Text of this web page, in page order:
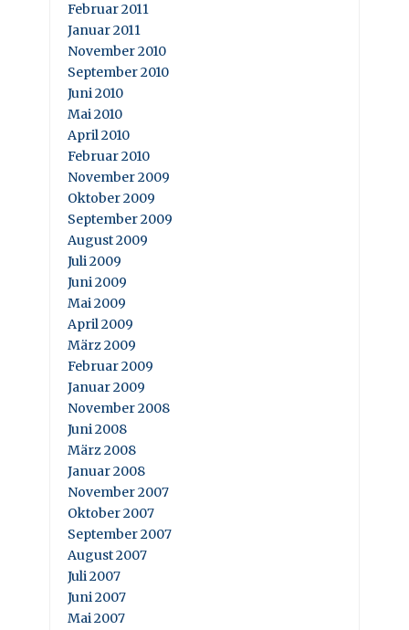
Februar 2011
Januar 2011
November 2010
September 2010
Juni 2010
Mai 2010
April 2010
Februar 2010
November 2009
Oktober 2009
September 2009
August 2009
Juli 2009
Juni 2009
Mai 2009
April 2009
März 2009
Februar 2009
Januar 2009
November 2008
Juni 2008
März 2008
Januar 2008
November 2007
Oktober 2007
September 2007
August 2007
Juli 2007
Juni 2007
Mai 2007